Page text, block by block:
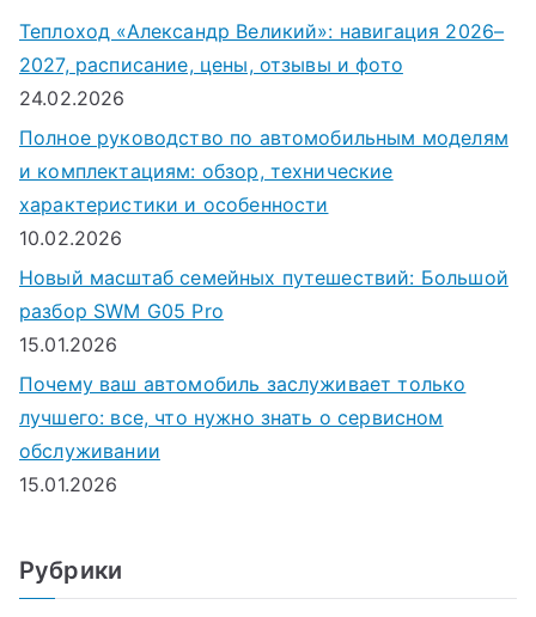
Теплоход «Александр Великий»: навигация 2026–
2027, расписание, цены, отзывы и фото
24.02.2026
Полное руководство по автомобильным моделям
и комплектациям: обзор, технические
характеристики и особенности
10.02.2026
Новый масштаб семейных путешествий: Большой
разбор SWM G05 Pro
15.01.2026
Почему ваш автомобиль заслуживает только
лучшего: все, что нужно знать о сервисном
обслуживании
15.01.2026
Рубрики